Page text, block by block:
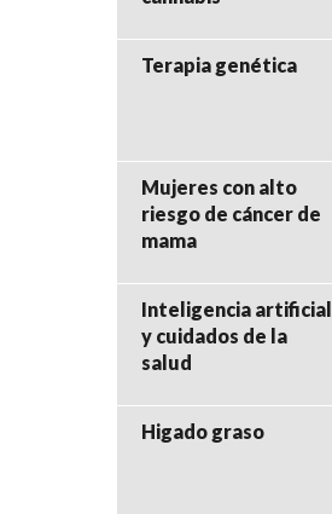
Terapia genética
Mujeres con alto
riesgo de cáncer de
mama
Inteligencia artificial
y cuidados de la
salud
Higado graso